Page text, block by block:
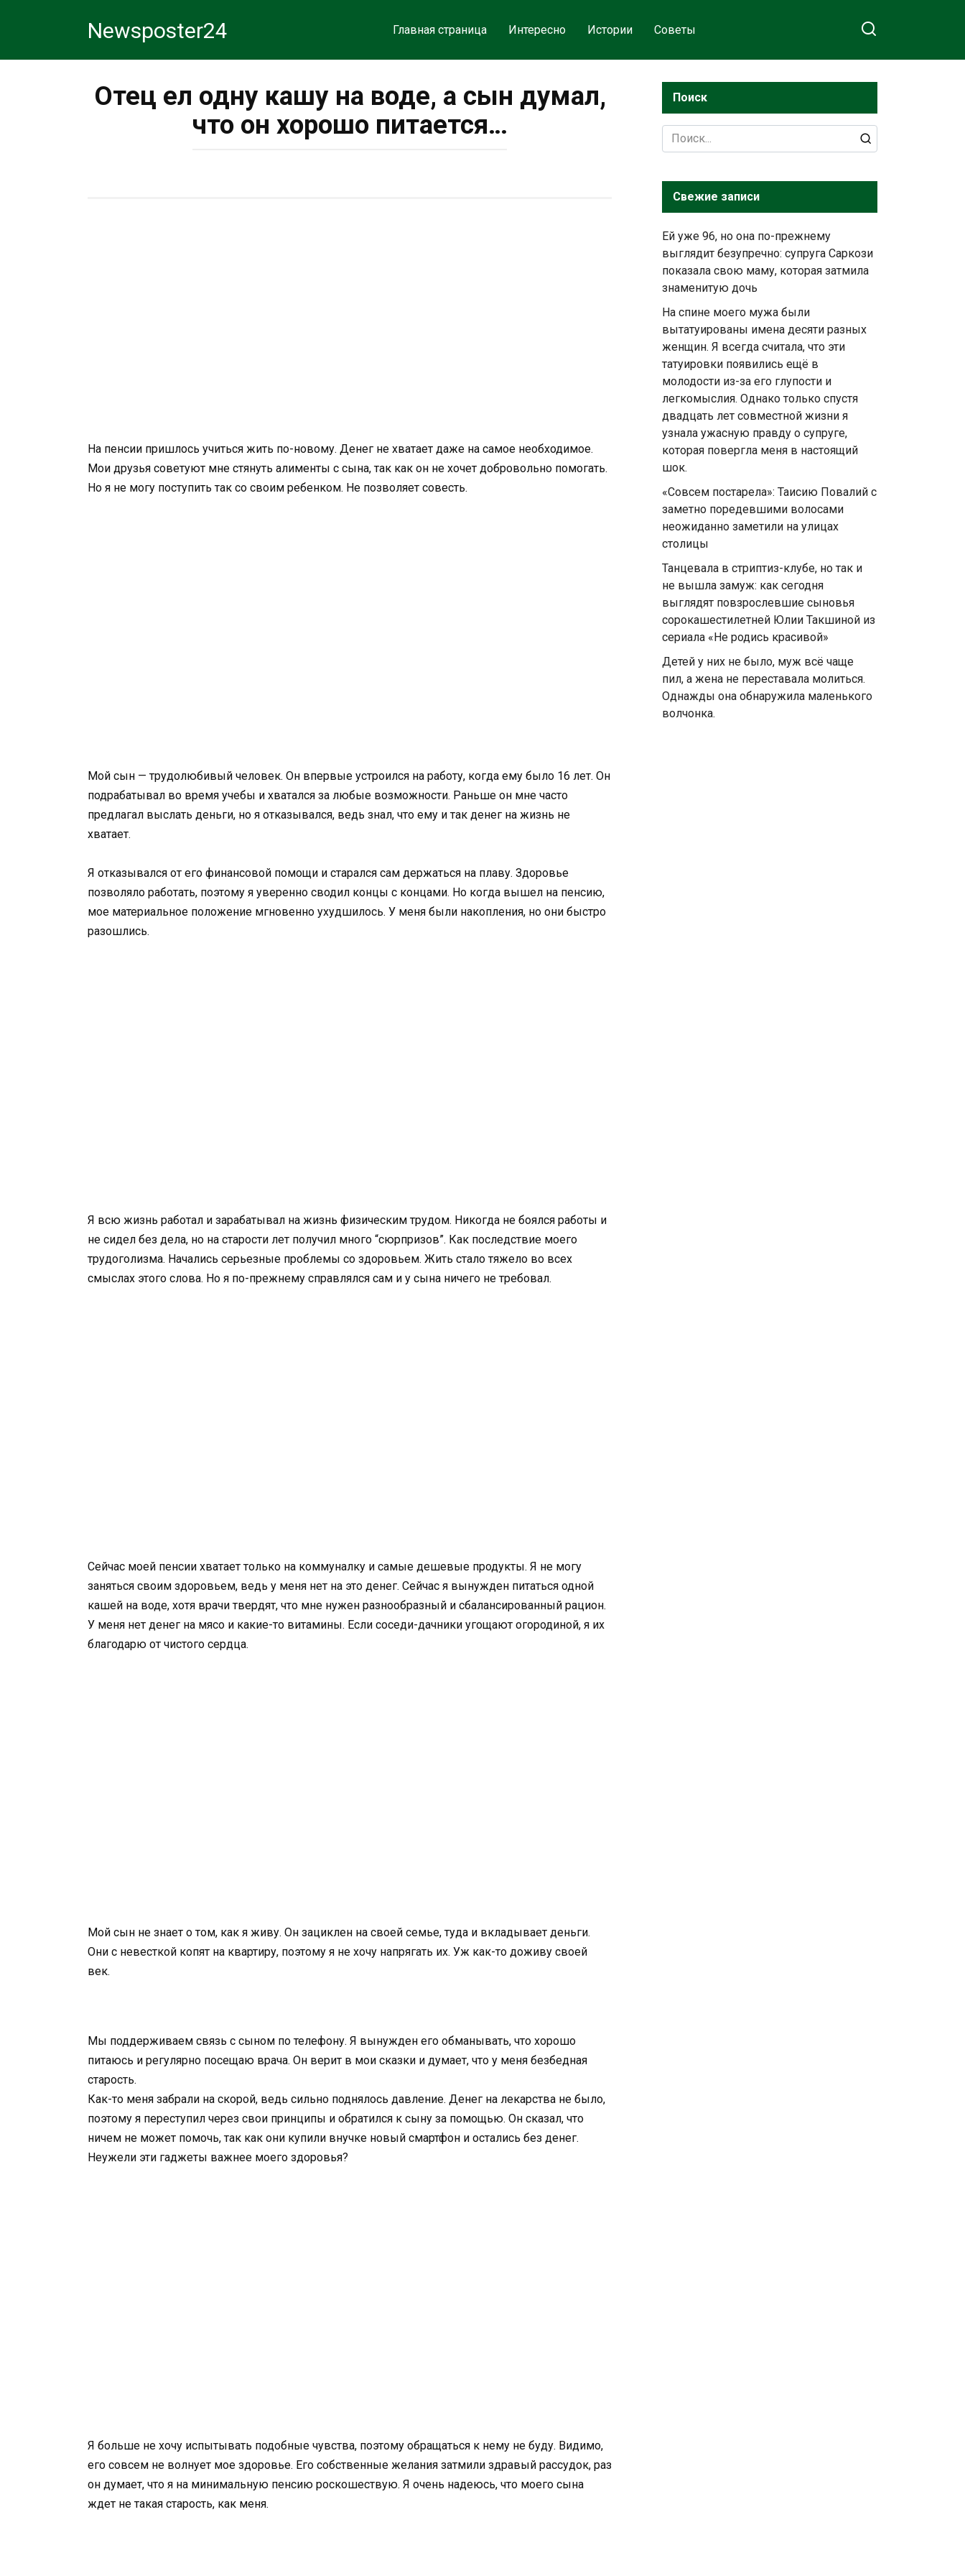
Newsposter24 Главная страница Интересно Истории Советы
Отец ел одну кашу на воде, а сын думал,
что он хорошо питается…
На пенсии пришлось учиться жить по-новому. Денег не хватает даже на самое необходимое.
Мои друзья советуют мне стянуть алименты с сына, так как он не хочет добровольно помогать.
Но я не могу поступить так со своим ребенком. Не позволяет совесть.
Мой сын — трудолюбивый человек. Он впервые устроился на работу, когда ему было 16 лет. Он
подрабатывал во время учебы и хватался за любые возможности. Раньше он мне часто
предлагал выслать деньги, но я отказывался, ведь знал, что ему и так денег на жизнь не
хватает.
Я отказывался от его финансовой помощи и старался сам держаться на плаву. Здоровье
позволяло работать, поэтому я уверенно сводил концы с концами. Но когда вышел на пенсию,
мое материальное положение мгновенно ухудшилось. У меня были накопления, но они быстро
разошлись.
Я всю жизнь работал и зарабатывал на жизнь физическим трудом. Никогда не боялся работы и
не сидел без дела, но на старости лет получил много “сюрпризов”. Как последствие моего
трудоголизма. Начались серьезные проблемы со здоровьем. Жить стало тяжело во всех
смыслах этого слова. Но я по-прежнему справлялся сам и у сына ничего не требовал.
Сейчас моей пенсии хватает только на коммуналку и самые дешевые продукты. Я не могу
заняться своим здоровьем, ведь у меня нет на это денег. Сейчас я вынужден питаться одной
кашей на воде, хотя врачи твердят, что мне нужен разнообразный и сбалансированный рацион.
У меня нет денег на мясо и какие-то витамины. Если соседи-дачники угощают огородиной, я их
благодарю от чистого сердца.
Мой сын не знает о том, как я живу. Он зациклен на своей семье, туда и вкладывает деньги.
Они с невесткой копят на квартиру, поэтому я не хочу напрягать их. Уж как-то доживу своей
век.
Мы поддерживаем связь с сыном по телефону. Я вынужден его обманывать, что хорошо
питаюсь и регулярно посещаю врача. Он верит в мои сказки и думает, что у меня безбедная
старость.
Как-то меня забрали на скорой, ведь сильно поднялось давление. Денег на лекарства не было,
поэтому я переступил через свои принципы и обратился к сыну за помощью. Он сказал, что
ничем не может помочь, так как они купили внучке новый смартфон и остались без денег.
Неужели эти гаджеты важнее моего здоровья?
Я больше не хочу испытывать подобные чувства, поэтому обращаться к нему не буду. Видимо,
его совсем не волнует мое здоровье. Его собственные желания затмили здравый рассудок, раз
он думает, что я на минимальную пенсию роскошествую. Я очень надеюсь, что моего сына
ждет не такая старость, как меня.
Поиск
Search
for:
Свежие записи
Ей уже 96, но она по-прежнему
выглядит безупречно: супруга Саркози
показала свою маму, которая затмила
знаменитую дочь
На спине моего мужа были
вытатуированы имена десяти разных
женщин. Я всегда считала, что эти
татуировки появились ещё в
молодости из-за его глупости и
легкомыслия. Однако только спустя
двадцать лет совместной жизни я
узнала ужасную правду о супруге,
которая повергла меня в настоящий
шок.
«Совсем постарела»: Таисию Повалий с
заметно поредевшими волосами
неожиданно заметили на улицах
столицы
Танцевала в стриптиз-клубе, но так и
не вышла замуж: как сегодня
выглядят повзрослевшие сыновья
сорокашестилетней Юлии Такшиной из
сериала «Не родись красивой»
Детей у них не было, муж всё чаще
пил, а жена не переставала молиться.
Однажды она обнаружила маленького
волчонка.